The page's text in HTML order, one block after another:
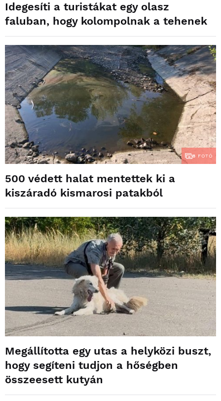
Idegesíti a turistákat egy olasz
faluban, hogy kolompolnak a tehenek
8 FOTÓ
500 védett halat mentettek ki a
kiszáradó kismarosi patakból
Megállította egy utas a helyközi buszt,
hogy segíteni tudjon a hőségben
összeesett kutyán